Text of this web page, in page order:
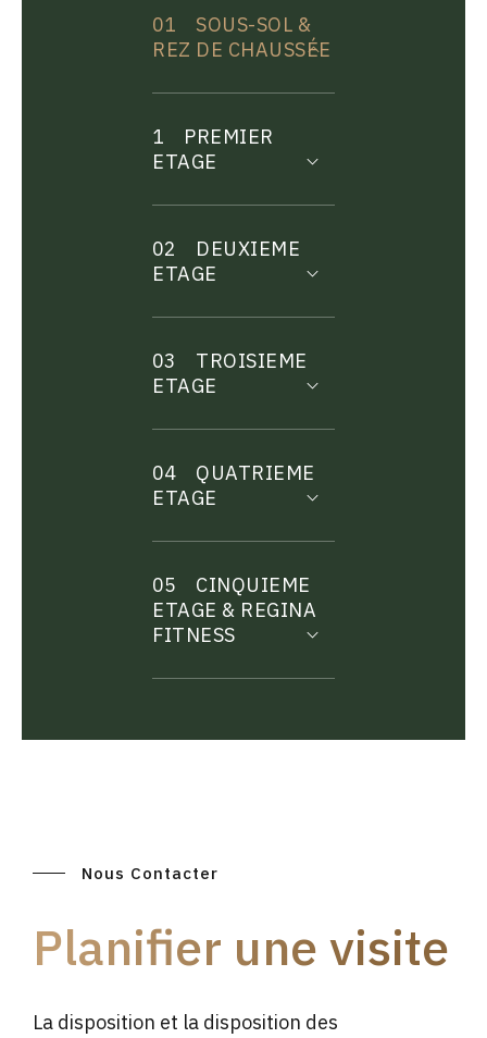
01
SOUS-SOL &
REZ DE CHAUSSÉE
1
PREMIER
ETAGE
02
DEUXIEME
ETAGE
03
TROISIEME
ETAGE
04
QUATRIEME
ETAGE
05
CINQUIEME
ETAGE & REGINA
FITNESS
Nous Contacter
Planifier une visite
La disposition et la disposition des